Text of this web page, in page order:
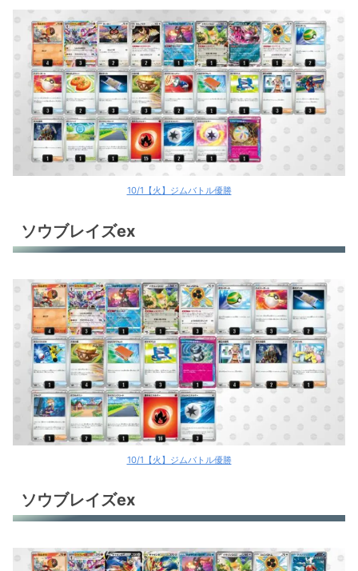
10/1【火】ジムバトル優勝
ソウブレイズex
10/1【火】ジムバトル優勝
ソウブレイズex